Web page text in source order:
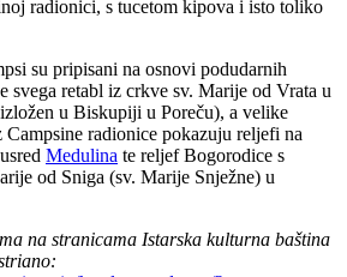
radionici, s tucetom kipova i isto toliko
su pripisani na osnovi podudarnih
svega retabl iz crkve sv. Marije od Vrata u
u Biskupiji u Poreču), a velike
Campsine radionice pokazuju reljefi na
Medulina te reljef Bogorodice s
od Sniga (sv. Marije Snježne) u
na stranicama Istarska kulturna baština